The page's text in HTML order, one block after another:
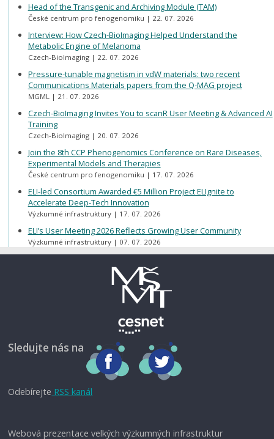
Head of the Transgenic and Archiving Module (TAM)
České centrum pro fenogenomiku 22. 07. 2026
Interview: How Czech-BioImaging Helped Understand the
Metabolic Engine of Melanoma
Czech-BioImaging 22. 07. 2026
Pressure-tunable magnetism in vdW materials: two recent
Communications Materials papers from the Q-MAG project
MGML 21. 07. 2026
Czech-BioImaging Invites You to scanR User Meeting & Advanced AI
Training
Czech-BioImaging 20. 07. 2026
Join the 8th CCP Phenogenomics Conference on Rare Diseases,
Experimental Models and Therapies
České centrum pro fenogenomiku 17. 07. 2026
ELI-led Consortium Awarded €5 Million Project ELIgnite to
Accelerate Deep-Tech Innovation
Výzkumné infrastruktury 17. 07. 2026
ELI’s User Meeting 2026 Reflects Growing User Community
Výzkumné infrastruktury 07. 07. 2026
Sledujte nás na
Odebírejte RSS kanál
Webová prezentace velkých výzkumných infrastruktur